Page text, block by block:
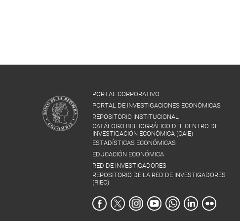
PORTAL CORPORATIVO
PORTAL DE INVESTIGACIONES ECONÓMICAS
REPOSITORIO INSTITUCIONAL
CATÁLOGO BIBLIOGRÁFICO DEL CENTRO DE
INVESTIGACIÓN ECONÓMICA (CAIE)
ESTADÍSTICAS ECONÓMICAS
EDUCACIÓN ECONÓMICA
RED DE INVESTIGADORES
REPOSITORIO DE LA RED DE INVESTIGADORES
(RIEC)